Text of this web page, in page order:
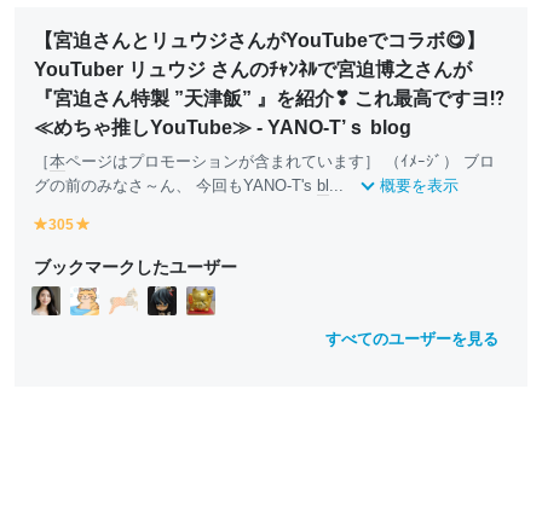
【宮迫さんとリュウジさんがYouTubeでコラボ😋】
YouTuber リュウジ さんのﾁｬﾝﾈﾙで宮迫博之さんが
『宮迫さん特製 ”天津飯” 』を紹介❣ これ最高ですヨ⁉️
≪めちゃ推しYouTube≫ - YANO-T’ｓ blog
［本ページはプロモーションが含まれています］ （ｲﾒｰｼﾞ） ブロ
グの前のみなさ～ん、 今回もYANO-T's bl ... 概要を表示
y
ll
o
w
305
ll
o
w
ブックマークしたユーザー
すべてのユーザーを見る